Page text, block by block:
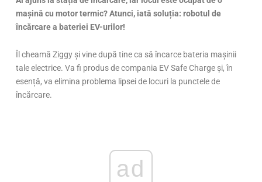
mașină cu motor termic? Atunci, iată soluția: robotul de
încărcare a bateriei EV-urilor!
Îl cheamă Ziggy și vine după tine ca să încarce bateria mașinii
tale electrice. Va fi produs de compania EV Safe Charge și, în
esență, va elimina problema lipsei de locuri la punctele de
încărcare.
ad